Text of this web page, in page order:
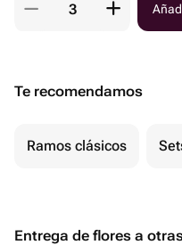
Te recomendamos
Ramos clásicos
Entrega de flores a